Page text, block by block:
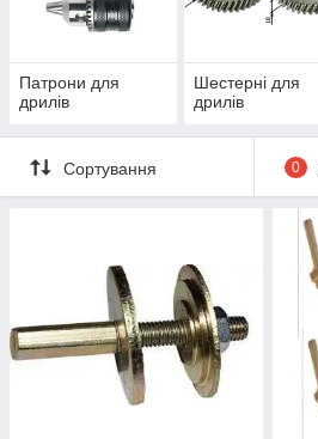
Патрони для
дрилів
Шестерні для
дрилів
Сортування 0